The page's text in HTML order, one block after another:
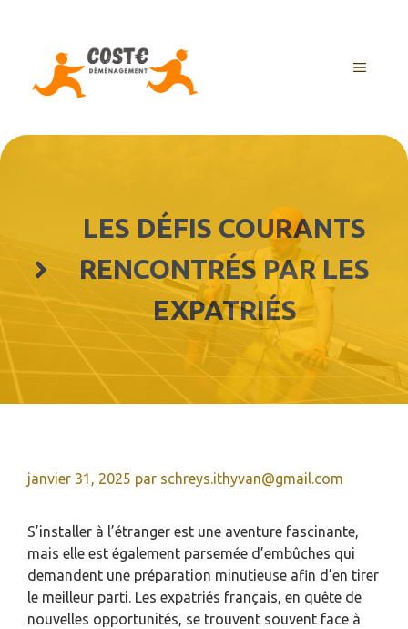
MENU
LES DÉFIS COURANTS
RENCONTRÉS PAR LES
EXPATRIÉS
janvier 31, 2025 par schreys.ithyvan@gmail.com
S’installer à l’étranger est une aventure fascinante,
mais elle est également parsemée d’embûches qui
demandent une préparation minutieuse afin d’en tirer
le meilleur parti. Les expatriés français, en quête de
nouvelles opportunités, se trouvent souvent face à